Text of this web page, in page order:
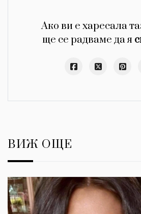
Ако ви е харесала
ще се радваме да я
ВИЖ ОЩЕ